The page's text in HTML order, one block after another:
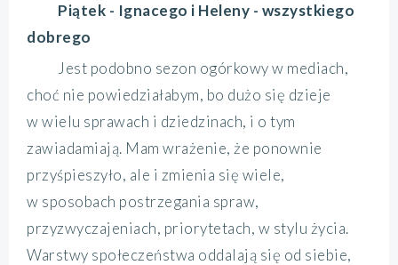
Piątek - Ignacego i Heleny - wszystkiego
dobrego
Jest podobno sezon ogórkowy w mediach,
choć nie powiedziałabym, bo dużo się dzieje
w wielu sprawach i dziedzinach, i o tym
zawiadamiają. Mam wrażenie, że ponownie
przyśpieszyło, ale i zmienia się wiele,
w sposobach postrzegania spraw,
przyzwyczajeniach, priorytetach, w stylu życia.
Warstwy społeczeństwa oddalają się od siebie,